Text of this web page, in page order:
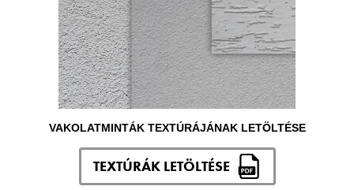
VAKOLATMINTÁK TEXTÚRÁJÁNAK LETÖLTÉSE
TEXTÚRÁK LETÖLTÉSE